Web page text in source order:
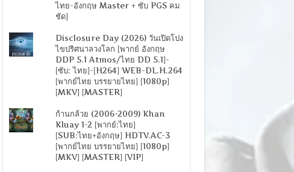
ไทย-อังกฤษ Master + ซับ PGS คม
ชัด]
Disclosure Day (2026) วันเปิดโปง
ไขปริศนาลวงโลก [พากย์ อังกฤษ
DDP 5.1 Atmos/ไทย DD 5.1]-
[ซับ: ไทย]-[H264] WEB-DL.H.264
[พากย์ไทย บรรยายไทย] [1080p]
[MKV] [MASTER]
ก้านกล้วย (2006-2009) Khan
Kluay 1-2 [พากย์:ไทย]
[SUB:ไทย+อังกฤษ] HDTV.AC-3
[พากย์ไทย บรรยายไทย] [1080p]
[MKV] [MASTER] [VIP]